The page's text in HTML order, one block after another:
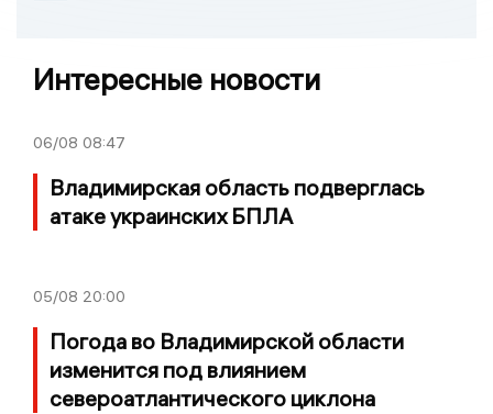
Интересные новости
06/08 08:47
Владимирская область подверглась
атаке украинских БПЛА
05/08 20:00
Погода во Владимирской области
изменится под влиянием
североатлантического циклона